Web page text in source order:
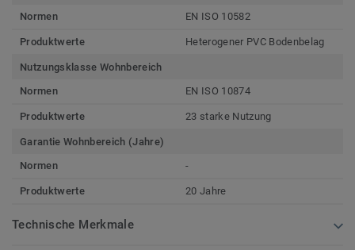
Normen
EN ISO 10582
Produktwerte Heterogener PVC Bodenbelag
Nutzungsklasse Wohnbereich
Normen
EN ISO 10874
Produktwerte 23 starke Nutzung
Garantie Wohnbereich (Jahre)
Normen
-
Produktwerte 20 Jahre
Technische Merkmale